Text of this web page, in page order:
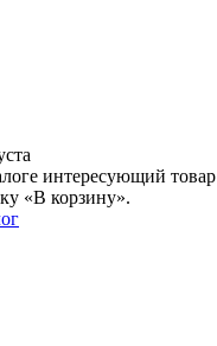
интересующий товар
«В корзину».